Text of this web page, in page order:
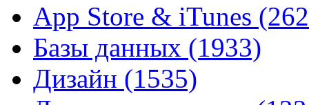
App Store & iTunes
Базы данных (1933)
Дизайн (1535)